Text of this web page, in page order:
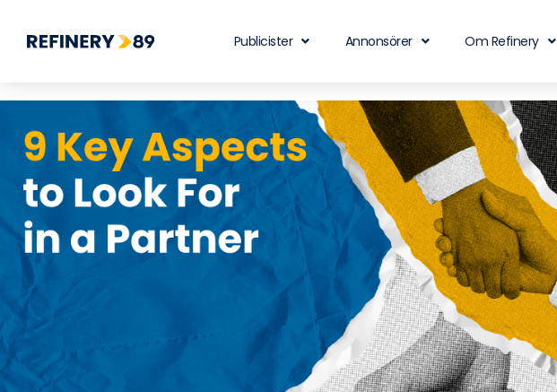
Publicister Annonsörer Om Refinery